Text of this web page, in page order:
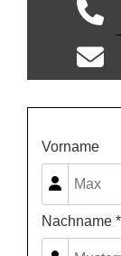
Vorname
Nachname *